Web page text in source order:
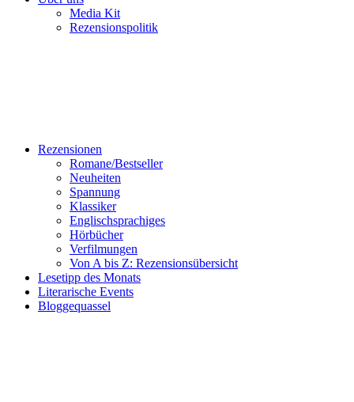
Media Kit
Rezensionspolitik
Rezensionen
Romane/Bestseller
Neuheiten
Spannung
Klassiker
Englischsprachiges
Hörbücher
Verfilmungen
Von A bis Z: Rezensionsübersicht
Lesetipp des Monats
Literarische Events
Bloggequassel